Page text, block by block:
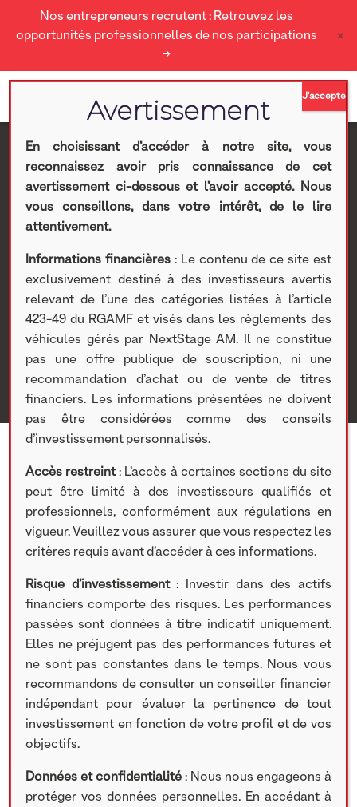
Nos entrepreneurs recrutent : Retrouvez les
opportunités professionnelles de nos participations
→
×
60ème édition du Salon
International de
l’Agriculture
Nextstage AM> Actualités Nextstage AM >Nos
participations
> Investissements non cotés Actualités
60ème édition du Salon International de l’Agriculture
5 MARS 2024
En choisissant d’accéder à notre site, vous
reconnaissez avoir pris connaissance de cet
avertissement ci-dessous et l’avoir accepté. Nous
vous conseillons, dans votre intérêt, de le lire
attentivement.
Informations financières : Le contenu de ce site est
exclusivement destiné à des investisseurs avertis
relevant de l’une des catégories listées à l’article
423-49 du RGAMF et visés dans les règlements des
véhicules gérés par NextStage AM. Il ne constitue
pas une offre publique de souscription, ni une
recommandation d’achat ou de vente de titres
financiers. Les informations présentées ne doivent
pas être considérées comme des conseils
d’investissement personnalisés.
Accès restreint: L’accès à certaines sections du site
peut être limité à des investisseurs qualifiés et
professionnels, conformément aux régulations en
vigueur. Veuillez vous assurer que vous respectez les
critères requis avant d’accéder à ces informations.
Risque d’investissement: Investir dans des actifs
financiers comporte des risques. Les performances
passées sont données à titre indicatif uniquement.
Elles ne préjugent pas des performances futures et
ne sont pas constantes dans le temps. Nous vous
recommandons de consulter un conseiller financier
indépendant pour évaluer la pertinence de tout
investissement en fonction de votre profil et de vos
objectifs.
Données et confidentialité : Nous nous engageons à
protéger vos données personnelles. En accédant à